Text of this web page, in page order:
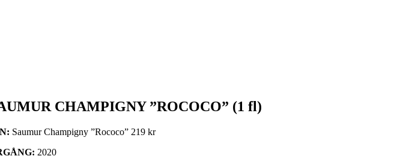
CHAMPIGNY ”ROCOCO” (1 fl)
Saumur Champigny ”Rococo” 219 kr
2020